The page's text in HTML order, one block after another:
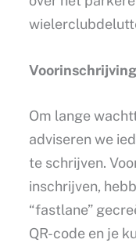
Om lange
adviseren we
te schrijven.
inschrijven,
“fastlane”
QR-code en je